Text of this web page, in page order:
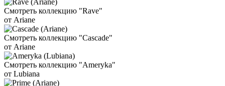
Емкости и мельницы для специй
Емкости охладительные
Колпаки и крышки
31 Корзины и хлебницы
Креманки 32 Мармит
Органайзеры для столовых приборов
Смотреть коллекцию "Rave"
от Ariane
Смотреть коллекцию "Cascade"
от Ariane
Смотреть коллекцию "Ameryka"
от Lubiana